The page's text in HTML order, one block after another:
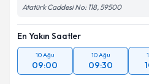
Atatürk Caddesi No: 118, 59500
En Yakın Saatler
10 Ağu
09:00
10 Ağu
09:30